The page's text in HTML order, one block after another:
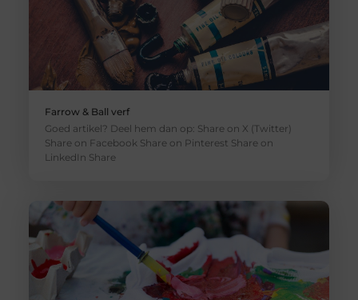
Farrow & Ball verf
Goed artikel? Deel hem dan op: Share on X (Twitter)
Share on Facebook Share on Pinterest Share on
LinkedIn Share